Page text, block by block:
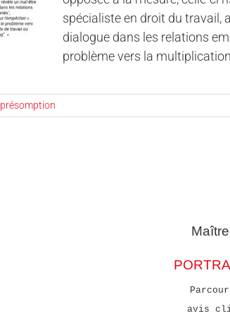
spécialiste en droit du travail,
dialogue dans les relations
problème vers la
présomption
avis